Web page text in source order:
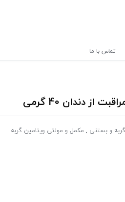
تماس با ما
دندان 40 گرمی
و بستنی , مکمل و مولتی ویتامین گربه